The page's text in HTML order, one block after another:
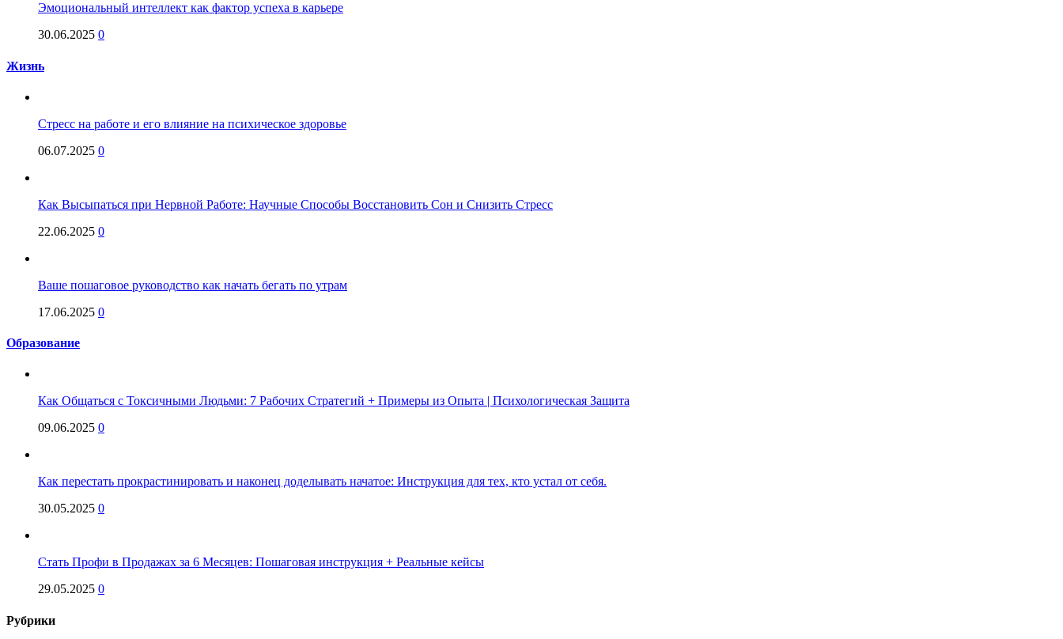
Эмоциональный интеллект как фактор успеха в карьере
30.06.2025 0
Жизнь
Стресс на работе и его влияние на психическое здоровье
06.07.2025 0
Как Высыпаться при Нервной Работе: Научные Способы Восстановить Сон и Снизить Стресс
22.06.2025 0
Ваше пошаговое руководство как начать бегать по утрам
17.06.2025 0
Образование
Как Общаться с Токсичными Людьми: 7 Рабочих Стратегий + Примеры из Опыта | Психологическая Защита
09.06.2025 0
Как перестать прокрастинировать и наконец доделывать начатое: Инструкция для тех, кто устал от себя.
30.05.2025 0
Стать Профи в Продажах за 6 Месяцев: Пошаговая инструкция + Реальные кейсы
29.05.2025 0
Рубрики